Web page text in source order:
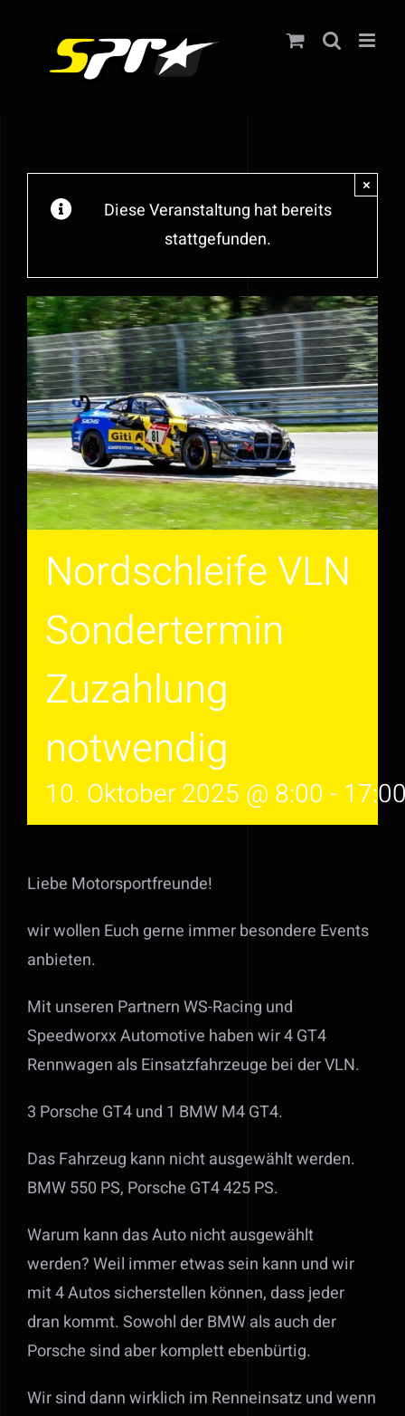
springen
Diese Veranstaltung hat bereits
stattgefunden.
×
Nordschleife VLN
Sondertermin
Zuzahlung
notwendig
10. Oktober 2025 @ 8:00 -
Liebe Motorsportfreunde!
wir wollen Euch gerne immer besondere Events
anbieten.
Mit unseren Partnern WS-Racing und
Speedworxx Automotive haben wir 4 GT4
Rennwagen als Einsatzfahrzeuge bei der VLN.
3 Porsche GT4 und 1 BMW M4 GT4.
Das Fahrzeug kann nicht ausgewählt werden.
BMW 550 PS, Porsche GT4 425 PS.
Warum kann das Auto nicht ausgewählt
werden? Weil immer etwas sein kann und wir
mit 4 Autos sicherstellen können, dass jeder
dran kommt. Sowohl der BMW als auch der
Porsche sind aber komplett ebenbürtig.
Wir sind dann wirklich im Renneinsatz und wenn